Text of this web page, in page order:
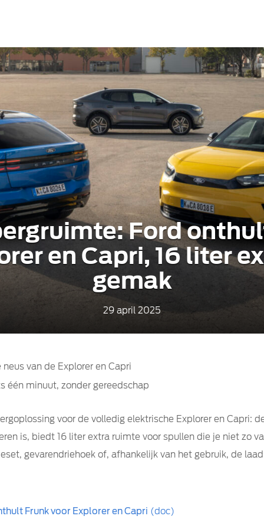
Ford
en Capri, 16 liter
gemak
29 april 2025
van de Explorer en Capri
één minuut, zonder gereedschap
voor de volledig elektrische Explorer en Capri:
is, biedt 16 liter extra ruimte voor spullen die je niet zo
gevarendriehoek of, afhankelijk van het gebruik, de
Frunk voor Explorer en Capri (doc)